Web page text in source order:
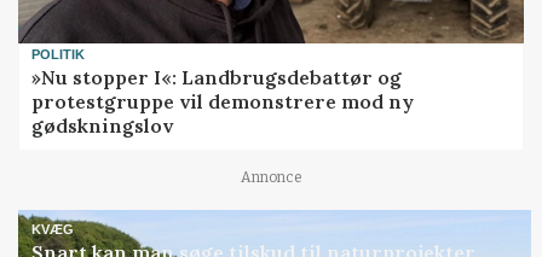
POLITIK
»Nu stopper I«: Landbrugsdebattør og
protestgruppe vil demonstrere mod ny
gødskningslov
Annonce
KVÆG
Snart kan man søge tilskud til naturprojekter